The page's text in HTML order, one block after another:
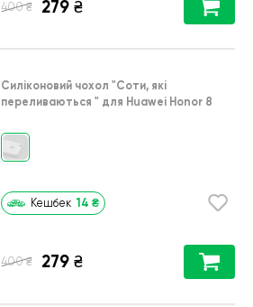
400 ₴ 279 ₴
Силіконовий чохол "Соти, які
переливаються " для Huawei Honor 8
Кешбек 14 ₴
400 ₴ 279 ₴